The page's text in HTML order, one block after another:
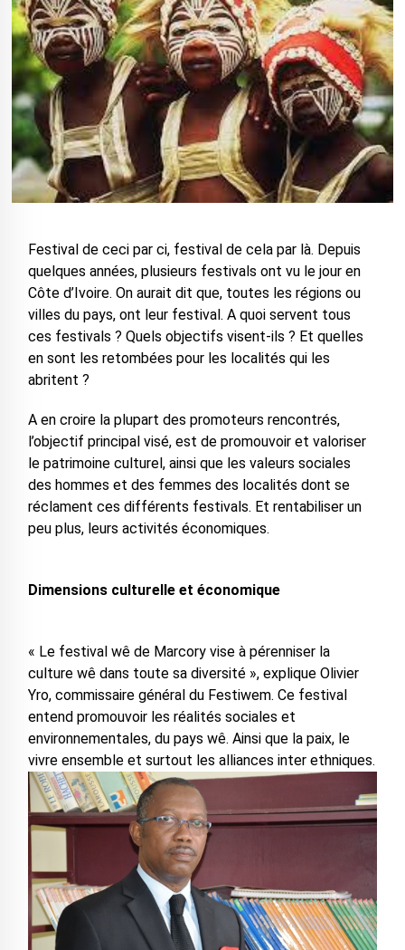
Festival de ceci par ci, festival de cela par là. Depuis
quelques années, plusieurs festivals ont vu le jour en
Côte d’Ivoire. On aurait dit que, toutes les régions ou
villes du pays, ont leur festival. A quoi servent tous
ces festivals ? Quels objectifs visent-ils ? Et quelles
en sont les retombées pour les localités qui les
abritent ?
A en croire la plupart des promoteurs rencontrés,
l’objectif principal visé, est de promouvoir et valoriser
le patrimoine culturel, ainsi que les valeurs sociales
des hommes et des femmes des localités dont se
réclament ces différents festivals. Et rentabiliser un
peu plus, leurs activités économiques.
Dimensions culturelle et économique
« Le festival wê de Marcory vise à pérenniser la
culture wê dans toute sa diversité », explique Olivier
Yro, commissaire général du Festiwem. Ce festival
entend promouvoir les réalités sociales et
environnementales, du pays wê. Ainsi que la paix, le
vivre ensemble et surtout les alliances inter ethniques.